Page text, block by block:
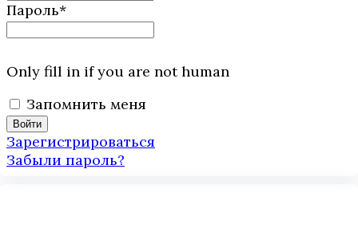
Пароль*
Only fill in if you are not human
Запомнить меня
Зарегистрироваться
Забыли пароль?